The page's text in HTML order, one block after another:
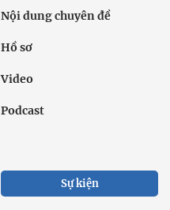
Nội dung chuyên đề
Hồ sơ
Video
Podcast
Sự kiện